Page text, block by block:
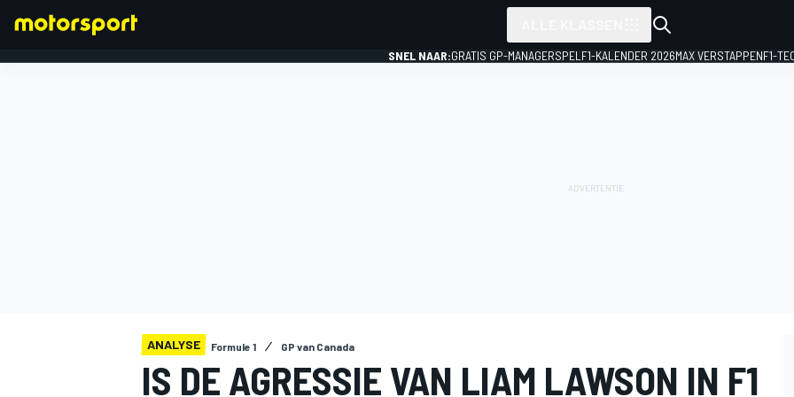
SNEL NAAR:GRATIS GP-MANAGERSPEL F1-KALENDER 2026MAX VERSTAPPENF1-
ANALYSE Formule 1 GP van Canada
IS DE AGRESSIE VAN LIAM LAWSON IN F1